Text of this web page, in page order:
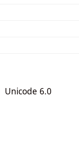
Unicode 6.0